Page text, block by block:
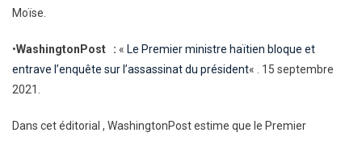
Moïse.
•WashingtonPost : « Le Premier ministre haïtien bloque et
entrave l’enquête sur l’assassinat du président« . 15 septembre
2021.
Dans cet éditorial , WashingtonPost estime que le Premier